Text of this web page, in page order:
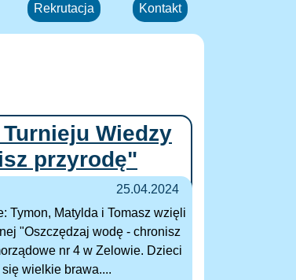
Rekrutacja Kontakt
Wiedzy
przyrodę"
25.04.2024
Tymon, Matylda i Tomasz wzięli
"Oszczędzaj wodę - chronisz
nr 4 w Zelowie. Dzieci
wielkie brawa....